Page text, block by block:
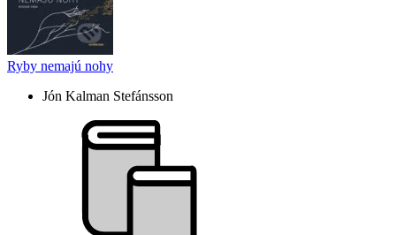
Ryby nemajú nohy
Jón Kalman Stefánsson